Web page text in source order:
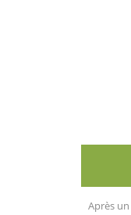
Après un